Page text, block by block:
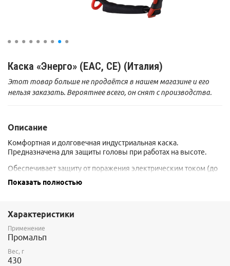
Каска «Энерго» (EAC, СЕ) (Италия)
Этот товар больше не продаётся в нашем магазине и его
нельзя заказать. Вероятнее всего, он снят с производства.
Описание
Комфортная и долговечная индустриальная каска.
Предназначена для защиты головы при работах на высоте.
Обеспечивает защиту от поражения электрическим током (до
Энергия удара поглощается деформацией корпуса каски. От
повреждения острыми предметами темя защищено
дополнительным полистирольным вкладышем.
Размер: 54-62 см.
Показать полностью
Характеристики
Применение
Промальп
Вес, г
430